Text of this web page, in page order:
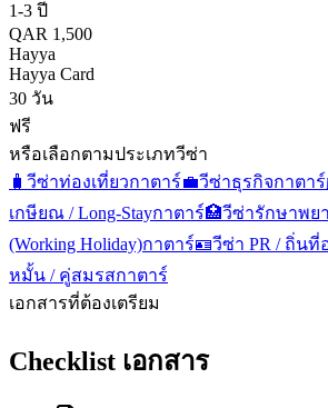
1-3 ปี
QAR 1,500
Hayya
Hayya Card
30 วัน
ฟรี
หรือเลือกตามประเภทวีซ่า
🧳 วีซ่าท่องเที่ยวกาตาร์💼วีซ่าธุรกิจกาตาร์
เกษียณ / Long-Stayกาตาร์🏥วีซ่ารักษาพย
(Working Holiday)กาตาร์🪪วีซ่า PR / ถิ่นที่
หมั้น / คู่สมรสกาตาร์
เอกสารที่ต้องเตรียม
Checklist เอกสาร